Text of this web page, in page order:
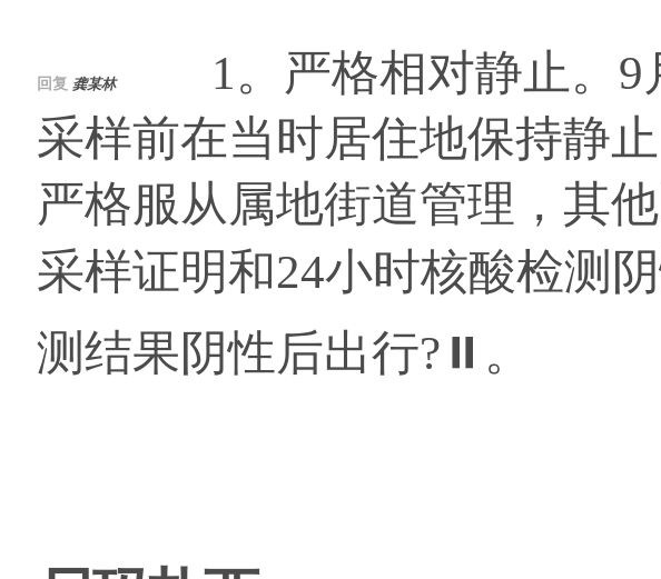
回复 龚某林1。严格相对静止。9月
采样前在当时居住地保持静
严格服从属地街道管理，其
采样证明和24小时核酸检测
测结果阴性后出行?⏸。